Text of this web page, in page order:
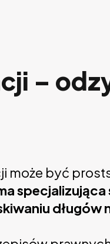
–
może być
specjalizująca
długów